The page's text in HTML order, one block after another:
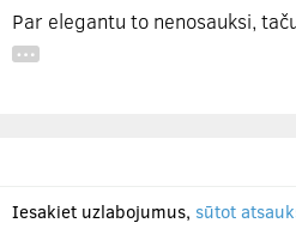
Par elegantu to nenosauksi,
…
Iesakiet uzlabojumus, sūtot